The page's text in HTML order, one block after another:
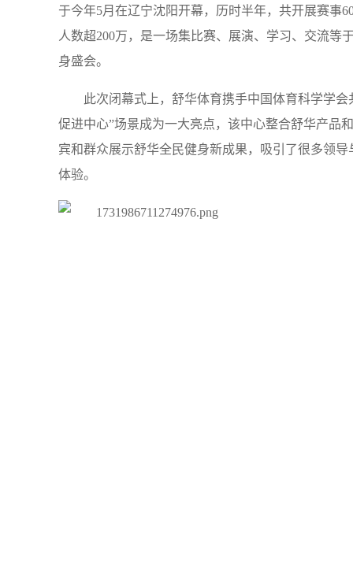
于今年5月在辽宁沈阳开幕，历时半年，共开展赛事
人数超200万，是一场集比赛、展演、学习、交流等
身盛会。
此次闭幕式上，舒华体育携手中国体育科学学会
促进中心”场景成为一大亮点，该中心整合舒华产品
宾和群众展示舒华全民健身新成果，吸引了很多领导
体验。